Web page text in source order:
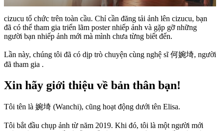
cizucu tổ chức trên toàn cầu. Chỉ cần đăng tải ảnh lên cizucu, bạn
đã có thể tham gia triển lãm poster nhiếp ảnh và gặp gỡ những
người bạn nhiếp ảnh mới mà mình chưa từng biết đến.
Lần này, chúng tôi đã có dịp trò chuyện cùng nghệ sĩ 何婉埼, người
đã tham gia .
Xin hãy giới thiệu về bản thân bạn!
Tôi tên là 婉埼 (Wanchi), cũng hoạt động dưới tên Elisa.
Tôi bắt đầu chụp ảnh từ năm 2019. Khi đó, tôi là một người mới